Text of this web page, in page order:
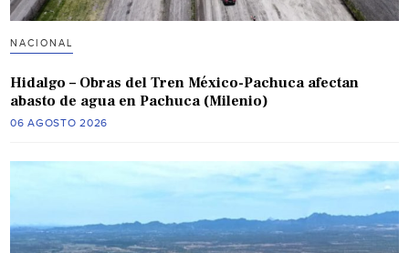
NACIONAL
Hidalgo – Obras del Tren México-Pachuca afectan
abasto de agua en Pachuca (Milenio)
06 AGOSTO 2026